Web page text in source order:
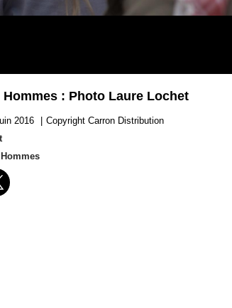
Hommes : Photo Laure Lochet
2016
Copyright Carron Distribution